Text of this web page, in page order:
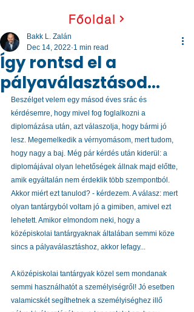
Főoldal
Így rontsd el a
pályaválasztásod...
Bakk L. Zalán
Dec 14, 2022 1 min read
Beszélget velem egy másod éves srác és
kérdésemre, hogy mivel fog foglalkozni a
diplomázása után, azt válaszolja, hogy bármi jó
lesz. Megemelkedik a vérnyomásom, mert tudom,
hogy nagy a baj. Még pár kérdés után kiderül: a
diplomájával olyan lehetőségek állnak majd előtte,
amik egyáltalán nem érdeklik több szempontból.
Akkor miért ezt tanulod? - kérdezem. A válasz: mert
olyan tantárgyból voltam jó a gimiben, amivel ezt
lehetett. Amikor elmondom neki, hogy a
középiskolai tantárgyaknak általában semmi köze
sincs a pályaválasztáshoz, akkor lefagy...
A középiskolai tantárgyak közel sem mondanak
semmi használhatót a személyiségről! Jó esetben
valamicskét segíthetnek a személyiséghez illő